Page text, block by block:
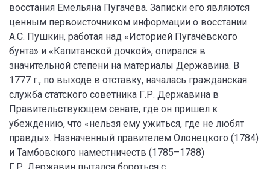
восстания Емельяна Пугачёва. Записки его являются
ценным первоисточником информации о восстании.
А.С. Пушкин, работая над «Историей Пугачёвского
бунта» и «Капитанской дочкой», опирался в
значительной степени на материалы Державина. В
1777 г., по выходе в отставку, началась гражданская
служба статского советника Г.Р. Державина в
Правительствующем сенате, где он пришел к
убеждению, что «нельзя ему ужиться, где не любят
правды». Назначенный правителем Олонецкого (1784)
и Тамбовского наместничеств (1785–1788)